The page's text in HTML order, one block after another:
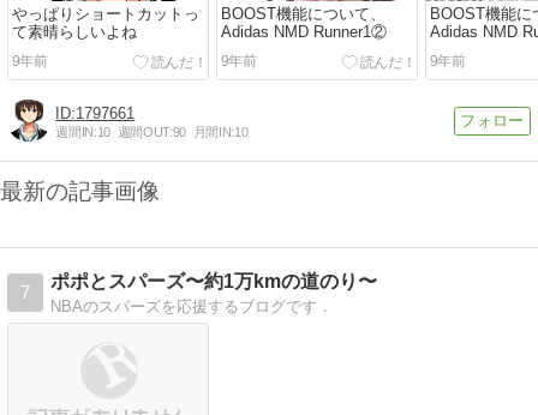
やっぱりショートカットっ
て素晴らしいよね
9年前
BOOST機能について、
Adidas NMD Runner1②
9年前
BOOST機能に
Adidas NMD
9年前
1797661
週間IN:10 週間OUT:90 月間IN:10
最新の記事画像
7
ポポとスパーズ〜約1万kmの道のり〜
NBAのスパーズを応援するブログです．